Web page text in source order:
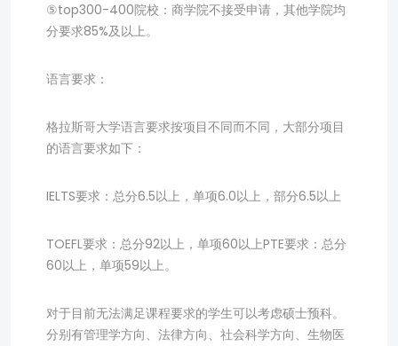
⑤top300-400院校：商学院不接受申请，其他学院均
分要求85%及以上。
语言要求：
格拉斯哥大学语言要求按项目不同而不同，大部分项目
的语言要求如下：
IELTS要求：总分6.5以上，单项6.0以上，部分6.5以上
TOEFL要求：总分92以上，单项60以上PTE要求：总分
60以上，单项59以上。
对于目前无法满足课程要求的学生可以考虑硕士预科。
分别有管理学方向、法律方向、社会科学方向、生物医